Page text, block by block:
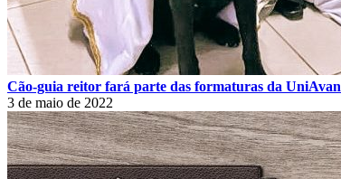
Cão-guia reitor fará parte das formaturas da UniAvan
3 de maio de 2022